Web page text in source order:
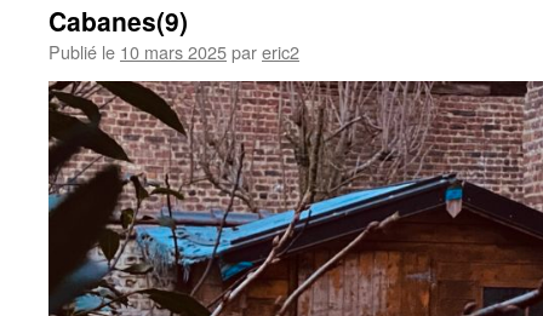
Cabanes(9)
Publié le 10 mars 2025pareric2